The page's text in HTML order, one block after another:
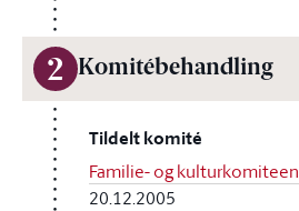
2 Komitébehandling
Tildelt komité
Familie- og kulturkomiteen
20.12.2005